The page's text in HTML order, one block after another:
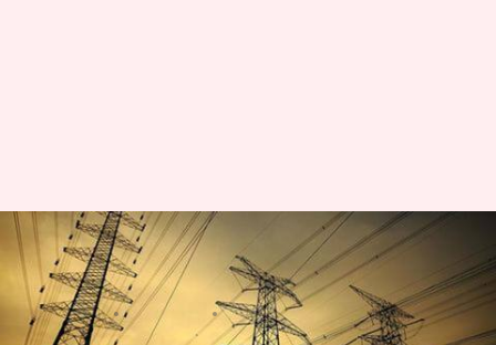
गुजरात और हरियाणा समेत इन पांच
राज्यों में महंगी होगी बिजली
लेखन प्रमोद कुमार Dec 04, 2018 12:57 pm